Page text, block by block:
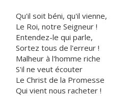
Qu'il soit béni, qu'il vienne,
Le Roi, notre Seigneur !
Entendez-le qui parle,
Sortez tous de l'erreur !
Malheur à l'homme riche
S'il ne veut écouter
Le Christ de la Promesse
Qui vient nous racheter !